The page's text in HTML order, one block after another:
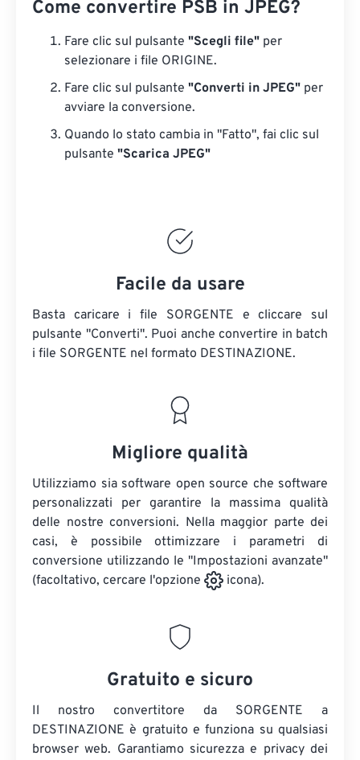
Come convertire PSB in JPEG?
Fare clic sul pulsante "Scegli file" per
selezionare i file ORIGINE.
Fare clic sul pulsante "Converti in JPEG" per
avviare la conversione.
Quando lo stato cambia in "Fatto", fai clic sul
pulsante "Scarica JPEG"
Facile da usare
Basta caricare i file SORGENTE e cliccare sul
pulsante "Converti". Puoi anche convertire in batch
i file SORGENTE nel formato DESTINAZIONE.
Migliore qualità
Utilizziamo sia software open source che software
personalizzati per garantire la massima qualità
delle nostre conversioni. Nella maggior parte dei
casi, è possibile ottimizzare i parametri di
conversione utilizzando le "Impostazioni avanzate"
(facoltativo, cercare l'opzione
icona).
Gratuito e sicuro
Il nostro convertitore da SORGENTE a
DESTINAZIONE è gratuito e funziona su qualsiasi
browser web. Garantiamo sicurezza e privacy dei